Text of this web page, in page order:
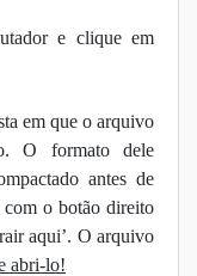
e clique em
em que o arquivo
O formato dele
antes de
o botão direito
aqui’. O arquivo
abri-lo!